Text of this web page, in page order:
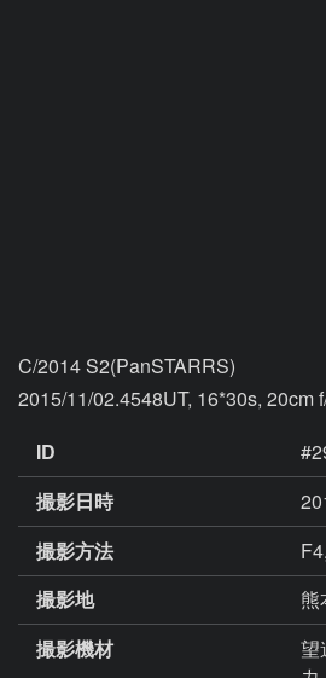
C/2014 S2(PanSTARRS)
2015/11/02.4548UT, 16*30s, 20cm
ID
撮影日時
撮影方法
撮影地
熊
撮影機材
望